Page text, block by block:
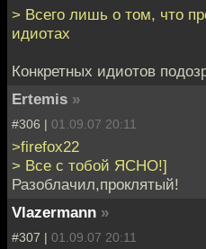
> Всего лишь о том, что
идиотах
Конкретных идиотов
Ertemis »
#306 | 01.09.07 20:11
>firefox22
> Все с тобой ЯСНО!]
Разоблачил,проклятый!
Vlazermann »
#307 | 01.09.07 20:11